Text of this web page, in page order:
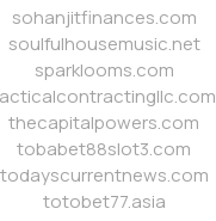
sohanjitfinances.com
soulfulhousemusic.net
sparklooms.com
thecapitalpowers.com
tobabet88slot3.com
todayscurrentnews.com
totobet77.asia